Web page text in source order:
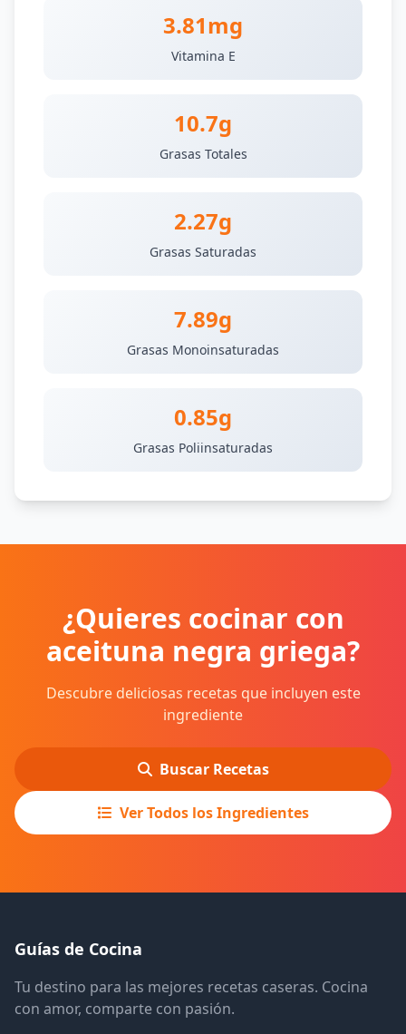
3.81mg
Vitamina E
10.7g
Grasas Totales
2.27g
Grasas Saturadas
7.89g
Grasas Monoinsaturadas
0.85g
Grasas Poliinsaturadas
¿Quieres cocinar con
aceituna negra griega?
Descubre deliciosas recetas que incluyen este
ingrediente
Buscar Recetas
Ver Todos los Ingredientes
Guías de Cocina
Tu destino para las mejores recetas caseras. Cocina
con amor, comparte con pasión.